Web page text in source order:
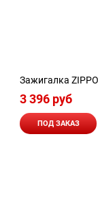
Зажигалка
3 396 руб
ПОД ЗАКАЗ